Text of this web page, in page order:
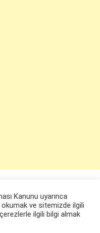
Kanunu uyarınca
okumak ve sitemizde ilgili
ilgili bilgi almak